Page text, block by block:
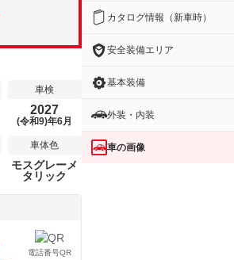
車検
2027
(令和9)年6月
車体色
モスグレーメ
タリック
電話番号QR
カタログ情報（新車時）
安全装備エリア
基本装備
外装・内装
車の画像